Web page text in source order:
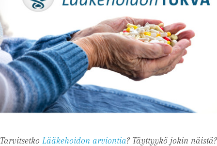
Tarvitsetko Lääkehoidon arviontia? Täyttyykö jokin näistä?